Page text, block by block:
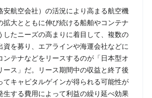
安航空会社）の活況により高まる航空機
拡大とともに伸び続ける船舶やコンテナ
たニーズの高まりに着目して、複数の
資を募り、エアラインや海運会社などに
ンテナなどをリースするのが「日本型オ
ース」だ。リース期間中の収益と終了後
てキャピタルゲインが得られる可能性が
生する費用によって利益の繰り延べ効果